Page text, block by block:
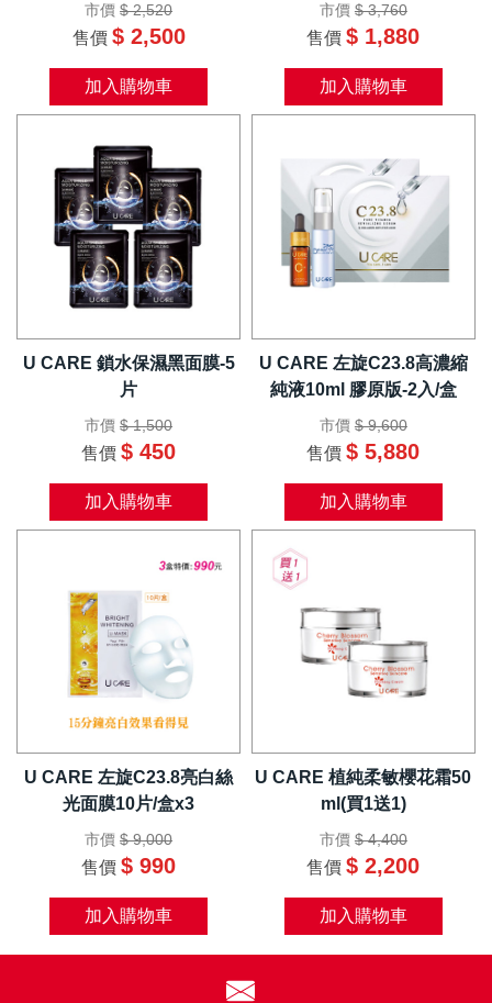
市價 $ 2,520
售價 $ 2,500
加入購物車
市價 $ 3,760
售價 $ 1,880
加入購物車
U CARE 鎖水保濕黑面膜-5
片
市價 $ 1,500
售價 $ 450
加入購物車
U CARE 左旋C23.8高濃縮
純液10ml 膠原版-2入/盒
市價 $ 9,600
售價 $ 5,880
加入購物車
U CARE 左旋C23.8亮白絲
光面膜10片/盒x3
市價 $ 9,000
售價 $ 990
加入購物車
U CARE 植純柔敏櫻花霜50
ml(買1送1)
市價 $ 4,400
售價 $ 2,200
加入購物車